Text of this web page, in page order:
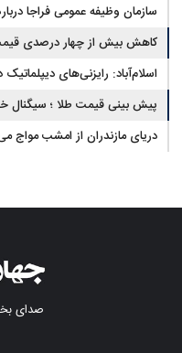
سازمان وظیفه عمومی فراجا
کاهش بیش از چهار درصدی
اسلام‌آباد: رایزنی‌های
پیش بینی قیمت طلا ؛ سیگنال
دریای مازندران از امشب مواج
صدای